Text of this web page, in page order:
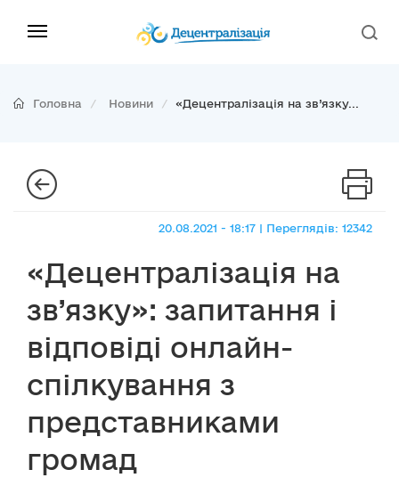
Головна Новини «Децентралізація на зв’язку...
20.08.2021 - 18:17 | Переглядів: 12342
«Децентралізація на
зв’язку»: запитання і
відповіді онлайн-
спілкування з
представниками
громад